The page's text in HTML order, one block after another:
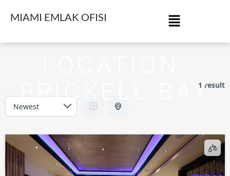
MIAMI EMLAK OFISI
BRICKELL BAY1 result